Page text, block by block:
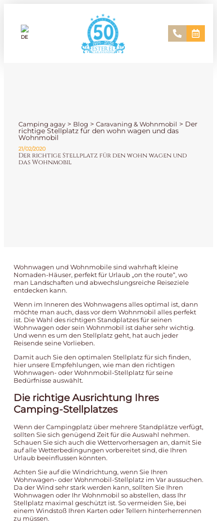
Camping agay > Blog > Caravaning & Wohnmobil > Der
richtige Stellplatz für den wohn wagen und das
Wohnmobil
21/02/2020
Der richtige Stellplatz für den wohn wagen und
das Wohnmobil
Wohnwagen und Wohnmobile sind wahrhaft kleine
Nomaden-Häuser, perfekt für Urlaub „on the route“, wo
man Landschaften und abwechslungsreiche Reiseziele
entdecken kann.
Wenn im Inneren des Wohnwagens alles optimal ist, dann
möchte man auch, dass vor dem Wohnmobil alles perfekt
ist. Die Wahl des richtigen Standplatzes für seinen
Wohnwagen oder sein Wohnmobil ist daher sehr wichtig.
Und wenn es um den Stellplatz geht, hat auch jeder
Reisende seine Vorlieben.
Damit auch Sie den optimalen Stellplatz für sich finden,
hier unsere Empfehlungen, wie man den richtigen
Wohnwagen- oder Wohnmobil-Stellplatz für seine
Bedürfnisse auswählt.
Die richtige Ausrichtung Ihres
Camping-Stellplatzes
Wenn der Campingplatz über mehrere Standplätze verfügt,
sollten Sie sich genügend Zeit für die Auswahl nehmen.
Schauen Sie sich auch die Wettervorhersagen an, damit Sie
auf alle Wetterbedingungen vorbereitet sind, die Ihren
Urlaub beeinflussen könnten.
Achten Sie auf die Windrichtung, wenn Sie Ihren
Wohnwagen- oder Wohnmobil-Stellplatz im Varaussuchen.
Da der Wind sehr stark werden kann, sollten Sie Ihren
Wohnwagen oder Ihr Wohnmobil so abstellen, dass Ihr
Stellplatz maximal geschützt ist. So vermeiden Sie, bei
einem Windstoß Ihren Karten oder Tellern hinterherrennen
zu müssen.